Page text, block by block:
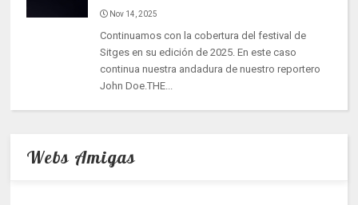
Nov 14, 2025
Continuamos con la cobertura del festival de
Sitges en su edición de 2025. En este caso
continua nuestra andadura de nuestro reportero
John Doe.THE...
Webs Amigas